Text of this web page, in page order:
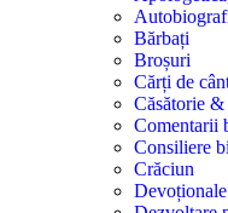
Bărbați
Broșuri
Cărți de
Căsătorie
Comentarii
Consiliere
Crăciun